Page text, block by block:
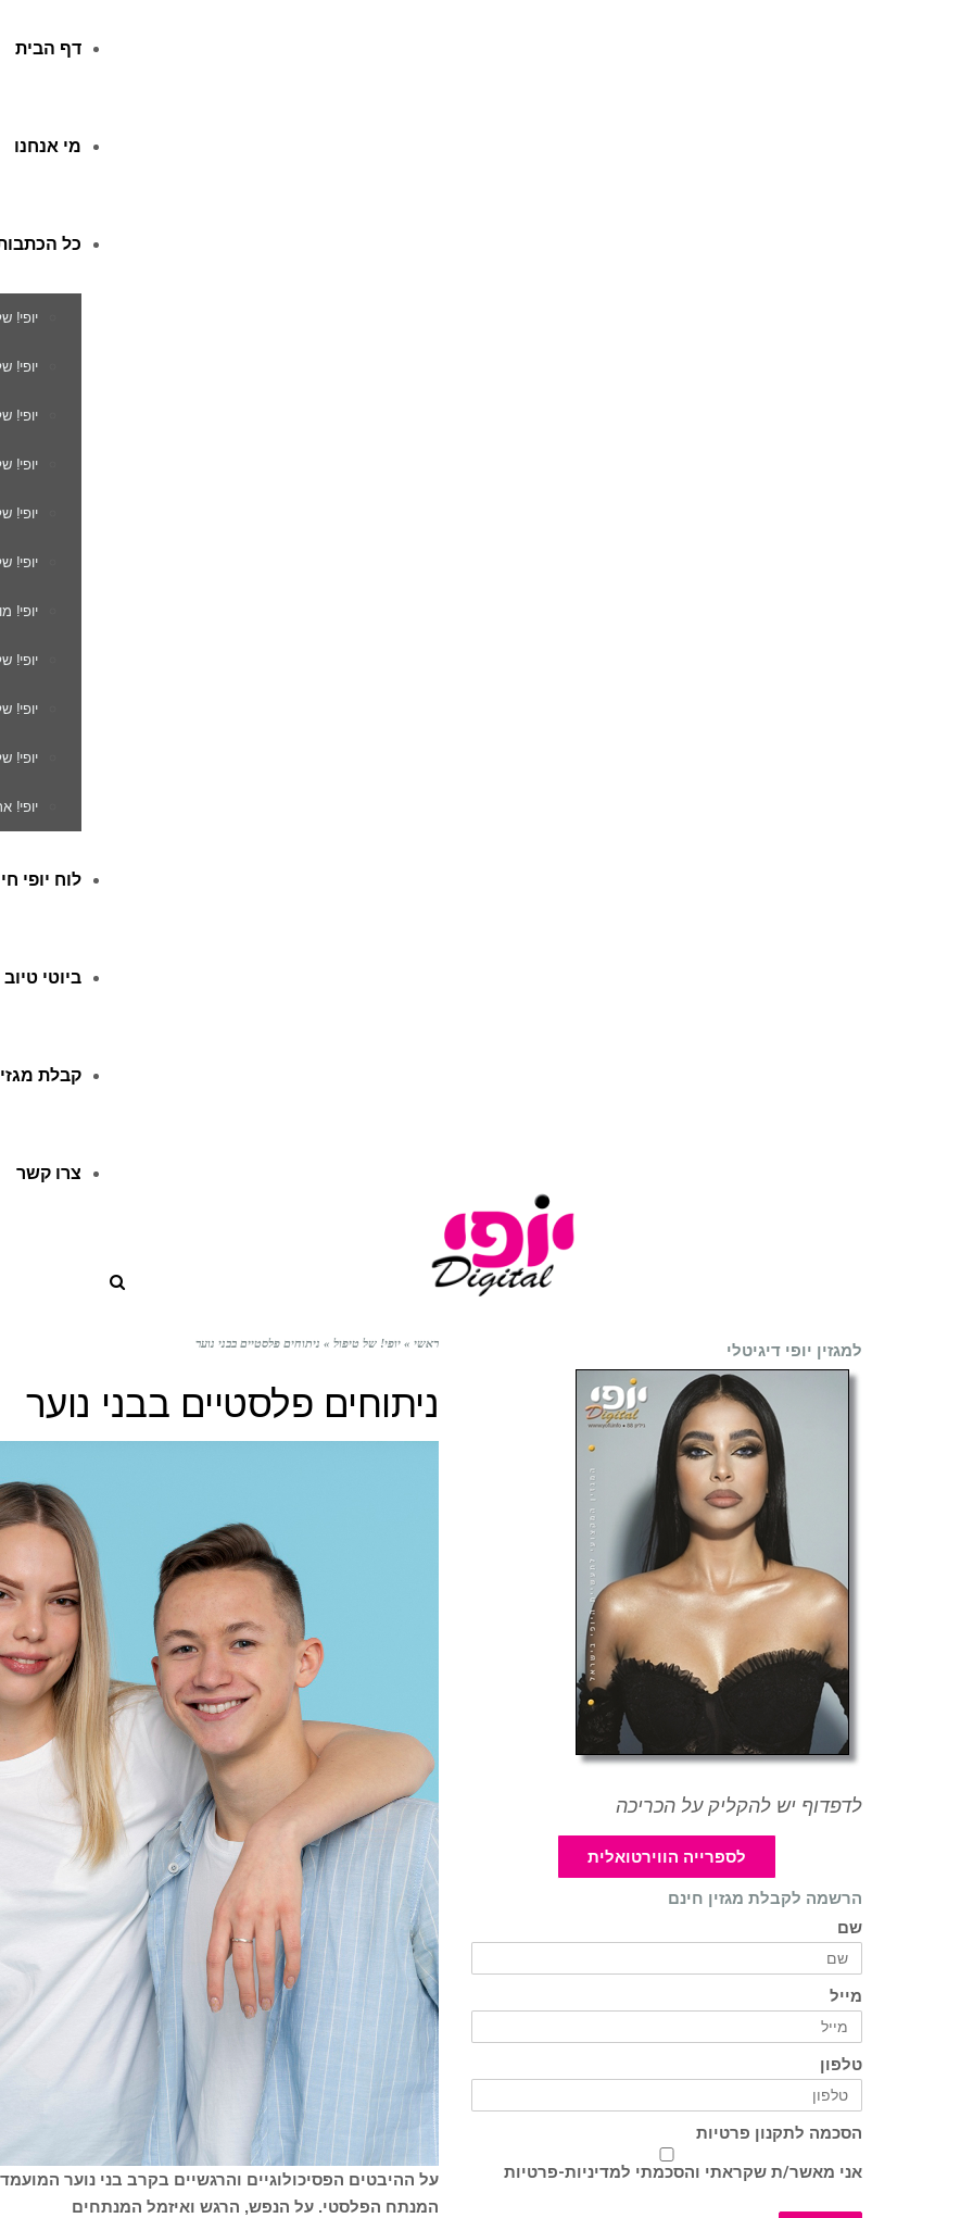
דף הבית
מי אנחנו
כל
יופי!
יופי!
יופי!
יופי!
יופי!
יופי!
יופי!
יופי!
יופי!
יופי!
יופי!
לוח יופי
ביוטי טיוב
קבלת
צרו קשר
ראשי » יופי! של טיפול » ניתוחים פלסטיים בבני נוער
ניתוחים פלסטיים בבני נוער
על ההיבטים הפסיכולוגיים והרגשיים בקרב בני נוער
המנתח הפלסטי. על הנפש, הרגש ואיזמל המנתחים
למגזין יופי דיגיטלי
לדפדוף יש להקליק על הכריכה
לספרייה הווירטואלית
הרשמה לקבלת מגזין חינם
שם
מייל
טלפון
הסכמה לתקנון פרטיות
אני מאשר/ת שקראתי והסכמתי למדיניות-פרטיות